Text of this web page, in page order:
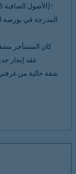
"Goodfellows" (الأصول الصافية 15 مليون جنيه إسترليني)؛
عقد إيجار
شقة خالية من